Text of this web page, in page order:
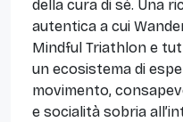
della cura di sé. Una
autentica a cui
Mindful Triathlon e
un ecosistema di
movimento,
e socialità sobria